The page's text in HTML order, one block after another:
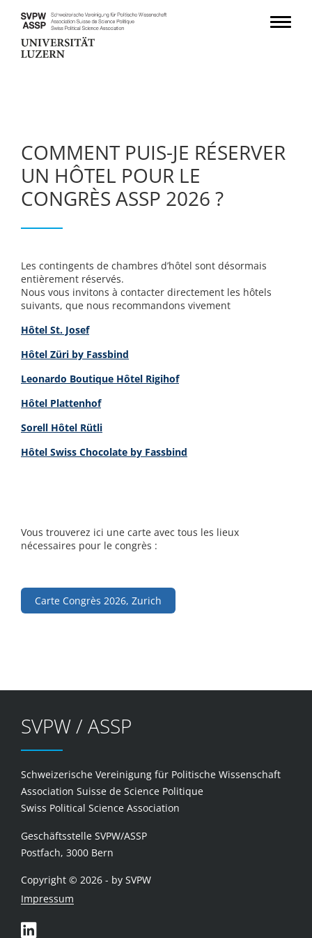
COMMENT PUIS-JE RÉSERVER
UN HÔTEL POUR LE
CONGRÈS ASSP 2026 ?
Les contingents de chambres d’hôtel sont désormais
entièrement réservés.
Nous vous invitons à contacter directement les hôtels
suivants, que nous recommandons vivement
Hôtel St. Josef
Hôtel Züri by Fassbind
Leonardo Boutique Hôtel Rigihof
Hôtel Plattenhof
Sorell Hôtel Rütli
Hôtel Swiss Chocolate by Fassbind
Vous trouverez ici une carte avec tous les lieux
nécessaires pour le congrès :
Carte Congrès 2026, Zurich
SVPW / ASSP
Schweizerische Vereinigung für Politische Wissenschaft
Association Suisse de Science Politique
Swiss Political Science Association
Geschäftsstelle SVPW/ASSP
Postfach, 3000 Bern
Copyright © 2026 - by SVPW
Impressum